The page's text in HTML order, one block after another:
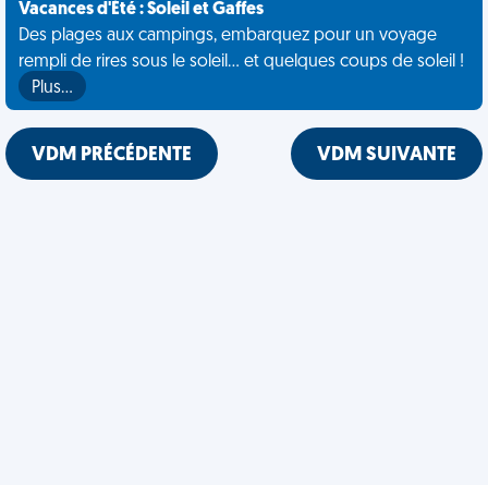
Vacances d'Été : Soleil et Gaffes
Des plages aux campings, embarquez pour un voyage
rempli de rires sous le soleil... et quelques coups de soleil !
Plus…
VDM PRÉCÉDENTE VDM SUIVANTE